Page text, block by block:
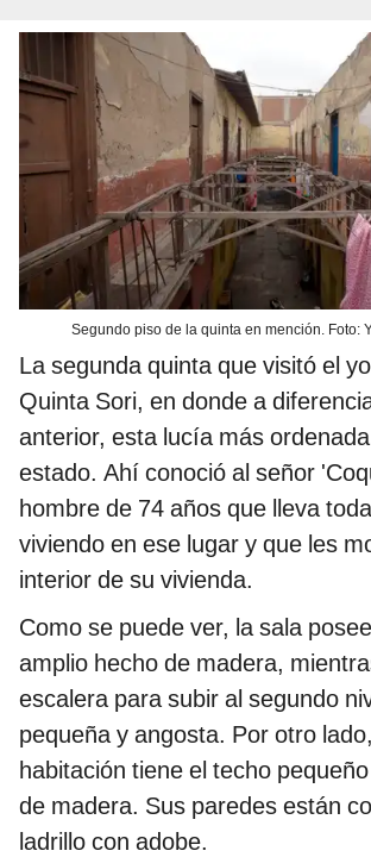
Segundo piso de la quinta en mención. Foto:
La segunda quinta que visitó el
Quinta Sori, en donde a
anterior, esta lucía más
estado. Ahí conoció al señor
hombre de 74 años que lleva
viviendo en ese lugar y que les
interior de su vivienda.
Como se puede ver, la sala
amplio hecho de madera,
escalera para subir al segundo
pequeña y angosta. Por otro
habitación tiene el techo
de madera. Sus paredes están
ladrillo con adobe.